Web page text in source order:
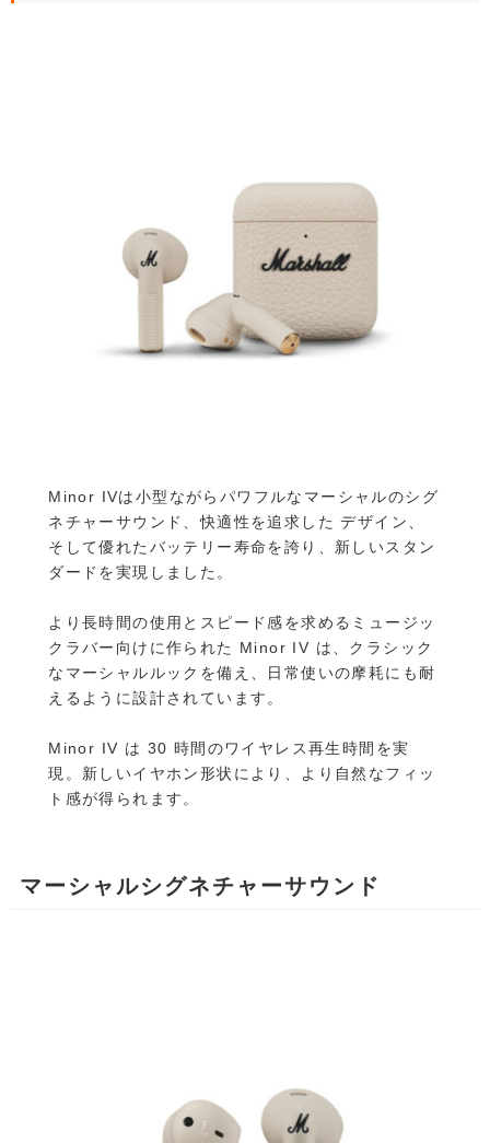
Minor IVは小型ながらパワフルなマーシャルのシグ
ネチャーサウンド、快適性を追求した デザイン、
そして優れたバッテリー寿命を誇り、新しいスタン
ダードを実現しました。
より長時間の使用とスピード感を求めるミュージッ
クラバー向けに作られた Minor IV は、クラシック
なマーシャルルックを備え、日常使いの摩耗にも耐
えるように設計されています。
Minor IV は 30 時間のワイヤレス再生時間を実
現。新しいイヤホン形状により、より自然なフィッ
ト感が得られます。
マーシャルシグネチャーサウンド